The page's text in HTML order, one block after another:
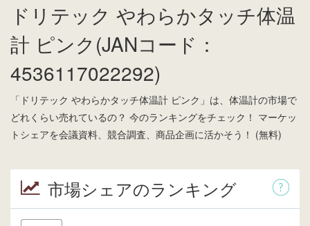
ドリテック やわらかタッチ体温
計 ピンク(JANコード：
4536117022292)
「ドリテック やわらかタッチ体温計 ピンク」は、体温計の市場で
どれくらい売れているの？ 今のランキングをチェック！ マーケッ
トシェアを会議資料、競合調査、商品企画に活かそう！ (無料)
市場シェアのランキング